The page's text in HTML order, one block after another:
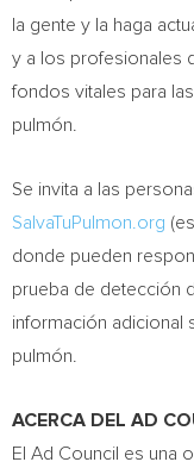
la gente y la haga
y a los profesionales
fondos vitales para
pulmón.
Se invita a las
SalvaTuPulmon.org
donde pueden
prueba de detección
información adicional
pulmón.
ACERCA DEL AD
El Ad Council es una